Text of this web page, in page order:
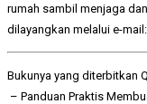
rumah sambil menjaga
dilayangkan melalui e-mail:
Bukunya yang diterbitkan
– Panduan Praktis